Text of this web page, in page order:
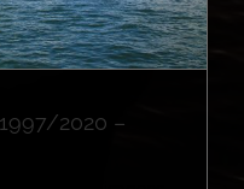
2020 –